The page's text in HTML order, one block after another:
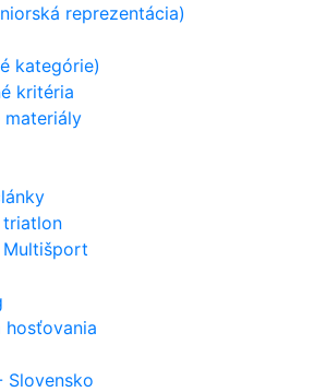
reprezentácia)
kategórie)
kritéria
triatlon
Multišport
hosťovania
Slovensko